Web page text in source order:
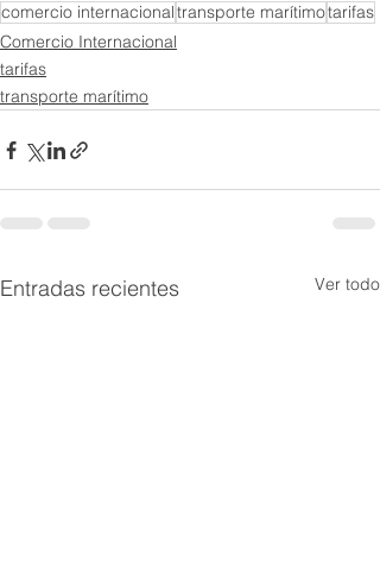
comercio internacionaltransporte marítimotarifas
Comercio Internacional
tarifas
transporte marítimo
Entradas recientes Ver todo